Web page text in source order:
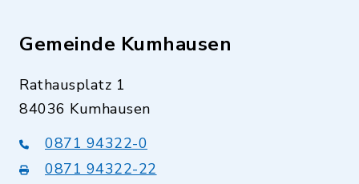
Gemeinde Kumhausen
Rathausplatz 1
84036 Kumhausen
0871 94322-0
0871 94322-22